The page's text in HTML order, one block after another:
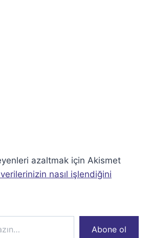
azaltmak için Akismet
nasıl işlendiğini
Abone ol